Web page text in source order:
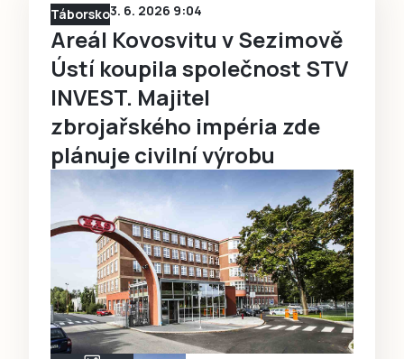
Táborsko3. 6. 2026 9:04
Areál Kovosvitu v Sezimově
Ústí koupila společnost STV
INVEST. Majitel
zbrojařského impéria zde
plánuje civilní výrobu